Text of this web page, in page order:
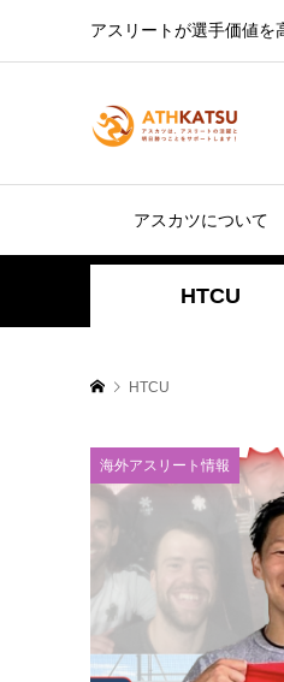
アスリートが選手価値を
アスカツについて
HTCU
HTCU
海外アスリート情報